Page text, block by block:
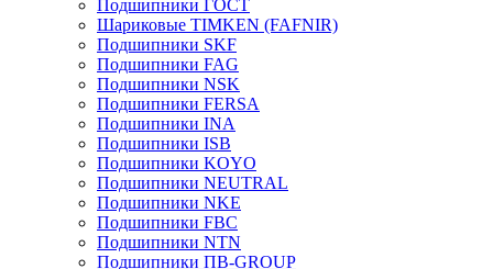
Подшипники ГОСТ
Шариковые ТІMKEN (FAFNIR)
Подшипники SKF
Подшипники FAG
Подшипники NSK
Подшипники FERSA
Подшипники INA
Подшипники ISB
Подшипники KOYO
Подшипники NEUTRAL
Подшипники NKE
Подшипники FBC
Подшипники NTN
Подшипники ПВ-GROUP